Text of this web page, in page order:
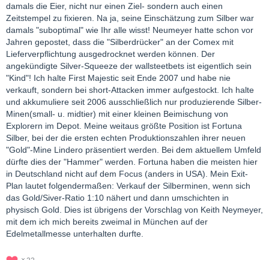
damals die Eier, nicht nur einen Ziel- sondern auch einen
Zeitstempel zu fixieren. Na ja, seine Einschätzung zum Silber war
damals "suboptimal" wie Ihr alle wisst! Neumeyer hatte schon vor
Jahren gepostet, dass die "Silberdrücker" an der Comex mit
Lieferverpflichtung ausgedrocknet werden können. Der
angekündigte Silver-Squeeze der wallsteetbets ist eigentlich sein
"Kind"! Ich halte First Majestic seit Ende 2007 und habe nie
verkauft, sondern bei short-Attacken immer aufgestockt. Ich halte
und akkumuliere seit 2006 ausschließlich nur produzierende Silber-
Minen(small- u. midtier) mit einer kleinen Beimischung von
Explorern im Depot. Meine weitaus größte Position ist Fortuna
Silber, bei der die ersten echten Produktionszahlen ihrer neuen
"Gold"-Mine Lindero präsentiert werden. Bei dem aktuellem Umfeld
dürfte dies der "Hammer" werden. Fortuna haben die meisten hier
in Deutschland nicht auf dem Focus (anders in USA). Mein Exit-
Plan lautet folgendermaßen: Verkauf der Silberminen, wenn sich
das Gold/Siver-Ratio 1:10 nähert und dann umschichten in
physisch Gold. Dies ist übrigens der Vorschlag von Keith Neymeyer,
mit dem ich mich bereits zweimal in München auf der
Edelmetallmesse unterhalten durfte.